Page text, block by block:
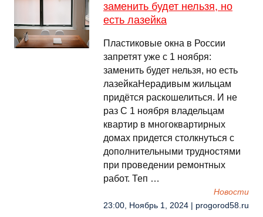
заменить будет нельзя, но
есть лазейка
Пластиковые окна в России
запретят уже с 1 ноября:
заменить будет нельзя, но есть
лазейкаНерадивым жильцам
придётся раскошелиться. И не
раз С 1 ноября владельцам
квартир в многоквартирных
домах придется столкнуться с
дополнительными трудностями
при проведении ремонтных
работ. Теп …
Новости
23:00, Ноябрь 1, 2024 | progorod58.ru